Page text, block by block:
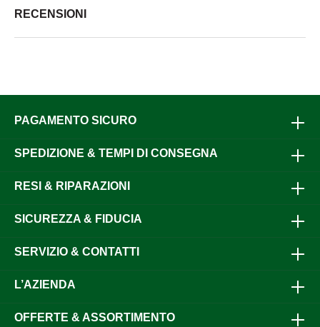
RECENSIONI
PAGAMENTO SICURO
SPEDIZIONE & TEMPI DI CONSEGNA
RESI & RIPARAZIONI
SICUREZZA & FIDUCIA
SERVIZIO & CONTATTI
L’AZIENDA
OFFERTE & ASSORTIMENTO